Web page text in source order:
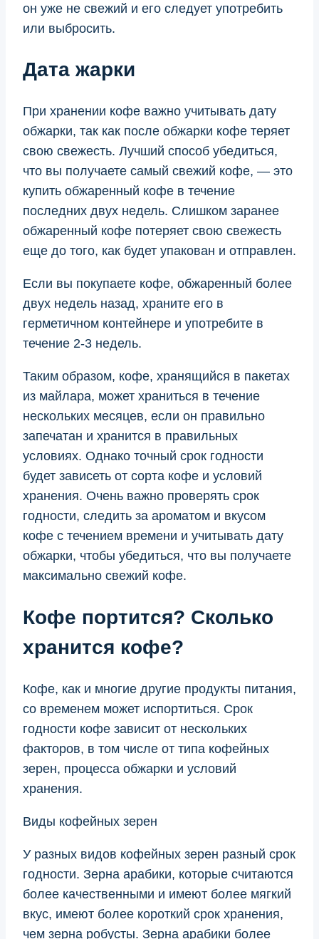
он уже не свежий и его следует употребить
или выбросить.
Дата жарки
При хранении кофе важно учитывать дату
обжарки, так как после обжарки кофе теряет
свою свежесть. Лучший способ убедиться,
что вы получаете самый свежий кофе, — это
купить обжаренный кофе в течение
последних двух недель. Слишком заранее
обжаренный кофе потеряет свою свежесть
еще до того, как будет упакован и отправлен.
Если вы покупаете кофе, обжаренный более
двух недель назад, храните его в
герметичном контейнере и употребите в
течение 2-3 недель.
Таким образом, кофе, хранящийся в пакетах
из майлара, может храниться в течение
нескольких месяцев, если он правильно
запечатан и хранится в правильных
условиях. Однако точный срок годности
будет зависеть от сорта кофе и условий
хранения. Очень важно проверять срок
годности, следить за ароматом и вкусом
кофе с течением времени и учитывать дату
обжарки, чтобы убедиться, что вы получаете
максимально свежий кофе.
Кофе портится? Сколько
хранится кофе?
Кофе, как и многие другие продукты питания,
со временем может испортиться. Срок
годности кофе зависит от нескольких
факторов, в том числе от типа кофейных
зерен, процесса обжарки и условий
хранения.
Виды кофейных зерен
У разных видов кофейных зерен разный срок
годности. Зерна арабики, которые считаются
более качественными и имеют более мягкий
вкус, имеют более короткий срок хранения,
чем зерна робусты. Зерна арабики более